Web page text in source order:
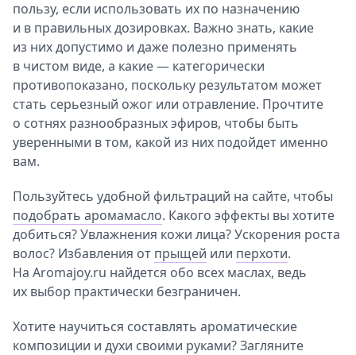
пользу, если использовать их по назначению
и в правильных дозировках. Важно знать, какие
из них допустимо и даже полезно применять
в чистом виде, а какие — категорически
противопоказано, поскольку результатом может
стать серьезный ожог или отравление. Прочтите
о сотнях разнообразных эфиров, чтобы быть
уверенными в том, какой из них подойдет именно
вам.
Пользуйтесь удобной фильтраций на сайте, чтобы
подобрать аромамасло. Какого эффекты вы хотите
добиться? Увлажнения кожи лица? Ускорения роста
волос? Избавления от прыщей или перхоти.
На Aromajoy.ru найдется обо всех маслах, ведь
их выбор практически безграничен.
Хотите научиться составлять ароматические
композиции и духи своими руками? Загляните